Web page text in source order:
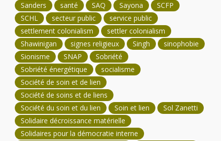
Sanders
santé SAQ Sayona
SCFP
SCHL
secteur public
service public
settlement colonialism
settler colonialism
Shawinigan
signes religieux Singh
sinophobie
Sionisme
SNAP
Sobriété
Sobriété énergétique
socialisme
Société de soin et de lien
Société de soins et de liens
Société du soin et du lien
Soin et lien
Sol Zanetti
Solidaire décroissance matérielle
Solidaires pour la démocratie interne